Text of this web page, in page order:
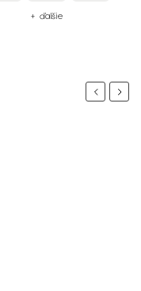
+ ďalšie
PreviousNext